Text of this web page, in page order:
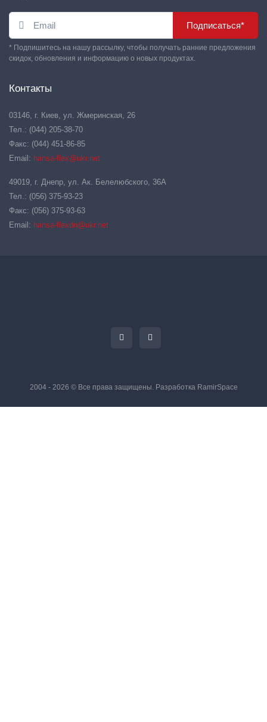
Подписаться*
* Подпишитесь на нашу рассылку, чтобы получать ранние предложения
скидок, обновления и информацию о новых продуктах.
Контакты
03146, г. Киев, ул. Жмеринская, 26
Тел.: (044) 205-38-70
Факс: (044) 451-86-85
Email: hansa-flex@ukr.net
49019, г. Днепр, ул. Ак. Белелюбского, 36А
Тел.: (056) 375-93-23
Факс: (056) 375-93-63
Email: hansa-flexdn@ukr.net
2004 - 2026 © Все права защищены. Разработка RamirSpace